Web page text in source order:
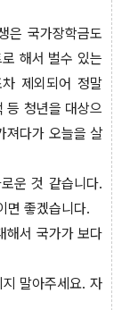
은 국가장학금도
해서 벌수 있는
제외되어 정말
등 청년을 대상으
져다가 오늘을 살
운 것 같습니다.
면 좋겠습니다.
해서 국가가 보다
말아주세요. 자